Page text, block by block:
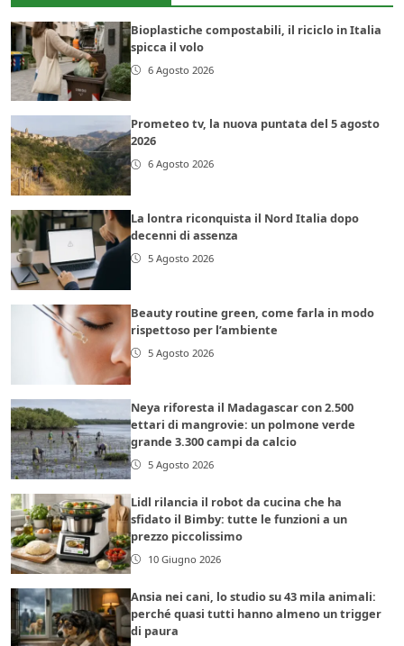
Bioplastiche compostabili, il riciclo in Italia
spicca il volo
6 Agosto 2026
Prometeo tv, la nuova puntata del 5 agosto
2026
6 Agosto 2026
La lontra riconquista il Nord Italia dopo
decenni di assenza
5 Agosto 2026
Beauty routine green, come farla in modo
rispettoso per l’ambiente
5 Agosto 2026
Neya riforesta il Madagascar con 2.500
ettari di mangrovie: un polmone verde
grande 3.300 campi da calcio
5 Agosto 2026
Lidl rilancia il robot da cucina che ha
sfidato il Bimby: tutte le funzioni a un
prezzo piccolissimo
10 Giugno 2026
Ansia nei cani, lo studio su 43 mila animali:
perché quasi tutti hanno almeno un trigger
di paura